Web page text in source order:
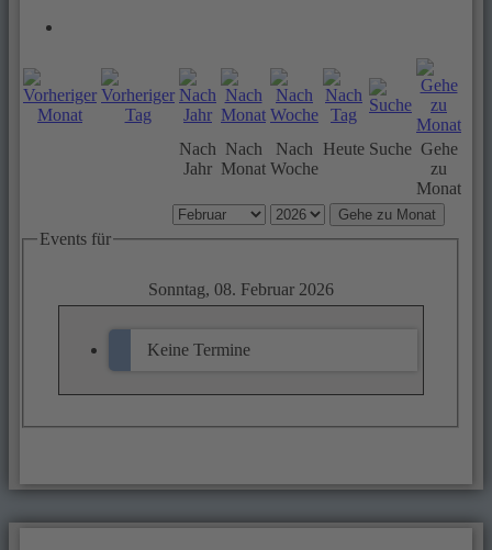
Nach
Jahr
Nach
Monat
Nach
Woche
Heute Suche Gehe
zu
Monat
Gehe zu Monat
Events für
Sonntag, 08. Februar 2026
Keine Termine